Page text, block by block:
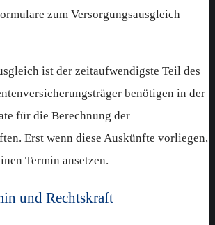
zum Versorgungsausgleich
ist der zeitaufwendigste Teil des
benötigen in der
für die Berechnung der
Erst wenn diese Auskünfte vorliegen,
Termin ansetzen.
und Rechtskraft